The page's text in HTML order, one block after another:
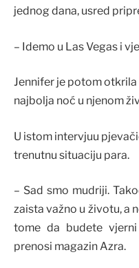
jednog dana, usred
– Idemo u Las Vegas i
Jennifer je potom
najbolja noć u njenom
U istom intervjuu
trenutnu situaciju para.
– Sad smo mudriji.
zaista važno u životu, a
tome da budete
prenosi magazin Azra.